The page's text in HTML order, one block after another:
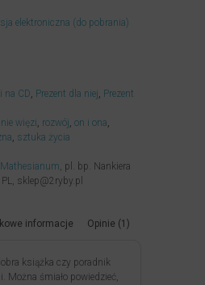
elektroniczna (do pobrania)
na CD, Prezent dla niej, Prezent
więzi, rozwój, on i ona,
, sztuka życia
, pl. bp. Nankiera
sklep@2ryby.pl
informacje Opinie (1)
książka czy poradnik
Można śmiało powiedzieć,